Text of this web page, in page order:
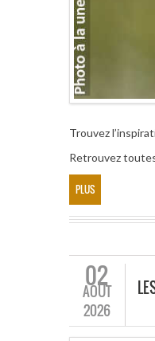
Trouvez
Retrouvez
PLUS
02
AOÛT
2026